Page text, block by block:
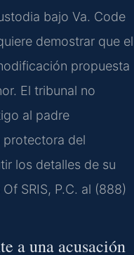
bajo Va. Code
demostrar que el
propuesta
El tribunal no
al padre
protectora del
los detalles de su
SRIS, P.C. al (888)
a una acusación